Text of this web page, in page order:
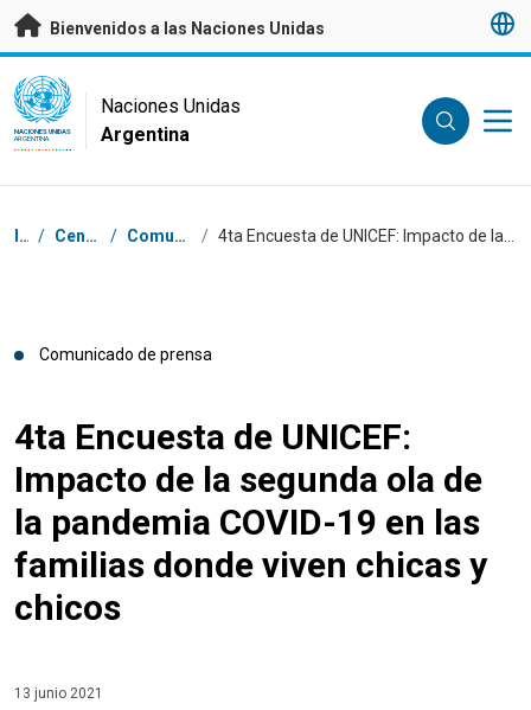
Saltar a contenido principal
Bienvenidos a las Naciones Unidas
UN Logo
NACIONES UNIDAS
ARGENTINA
Naciones Unidas
Argentina
Coordenadas dentro de la ruta de navegación
Inicio / Centro de prensa / Comunicados de prensa /
Comunicado de prensa
4ta Encuesta de UNICEF:
Impacto de la segunda ola de
la pandemia COVID-19 en las
familias donde viven chicas y
chicos
13 junio 2021